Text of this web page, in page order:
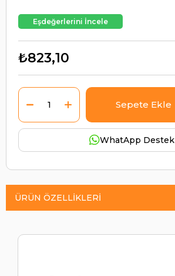
Eşdeğerlerini İncele
₺823,10
WhatApp Destek
ÜRÜN ÖZELLIKLERI